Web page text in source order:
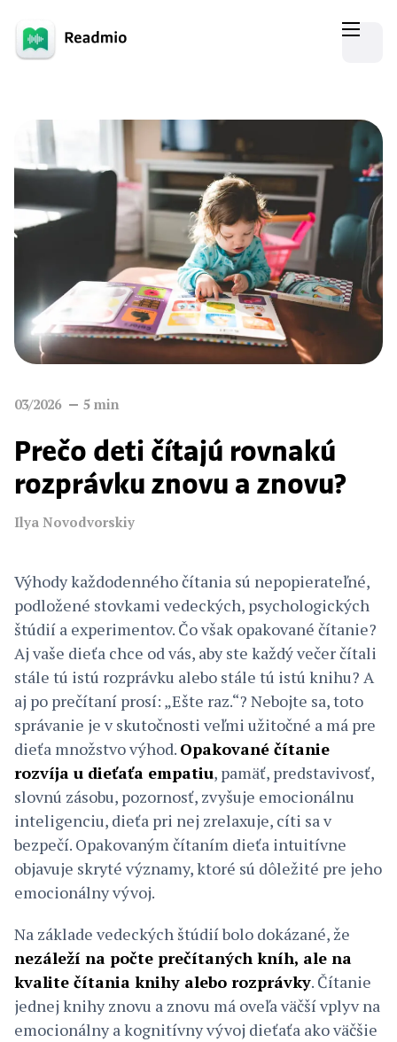
03/2026 5 min
Prečo deti čítajú rovnakú
rozprávku znovu a znovu?
Ilya Novodvorskiy
Výhody každodenného čítania sú nepopierateľné,
podložené stovkami vedeckých, psychologických
štúdií a experimentov. Čo však opakované čítanie?
Aj vaše dieťa chce od vás, aby ste každý večer čítali
stále tú istú rozprávku alebo stále tú istú knihu? A
aj po prečítaní prosí: „Ešte raz.“? Nebojte sa, toto
správanie je v skutočnosti veľmi užitočné a má pre
dieťa množstvo výhod. Opakované čítanie
rozvíja u dieťaťa empatiu, pamäť, predstavivosť,
slovnú zásobu, pozornosť, zvyšuje emocionálnu
inteligenciu, dieťa pri nej zrelaxuje, cíti sa v
bezpečí. Opakovaným čítaním dieťa intuitívne
objavuje skryté významy, ktoré sú dôležité pre jeho
emocionálny vývoj.
Na základe vedeckých štúdií bolo dokázané, že
nezáleží na počte prečítaných kníh, ale na
kvalite čítania knihy alebo rozprávky. Čítanie
jednej knihy znovu a znovu má oveľa väčší vplyv na
emocionálny a kognitívny vývoj dieťaťa ako väčšie